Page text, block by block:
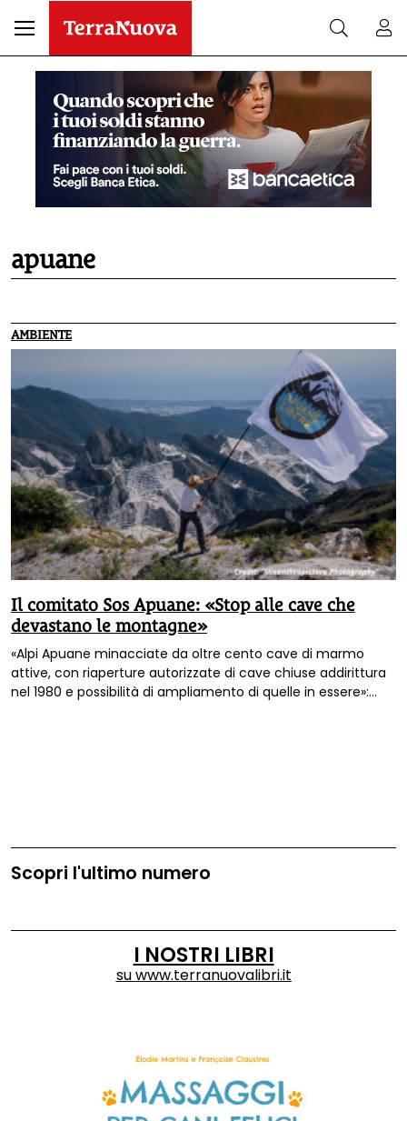
apuane
AMBIENTE
Il comitato Sos Apuane: «Stop alle cave che
devastano le montagne»
«Alpi Apuane minacciate da oltre cento cave di marmo
attive, con riaperture autorizzate di cave chiuse addirittura
nel 1980 e possibilità di ampliamento di quelle in essere»:
Scopri l'ultimo numero
I NOSTRI LIBRI
suwww.terranuovalibri.it